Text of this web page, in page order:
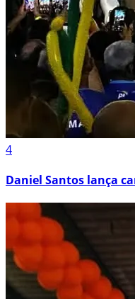
4
Daniel Santos lança